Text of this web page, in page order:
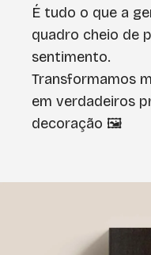
É tudo o que a
quadro cheio de
sentimento.
Transformamos
em verdadeiros
decoração 🖼️